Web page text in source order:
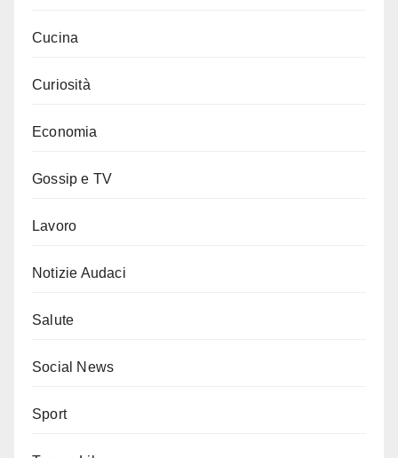
Cucina
Curiosità
Economia
Gossip e TV
Lavoro
Notizie Audaci
Salute
Social News
Sport